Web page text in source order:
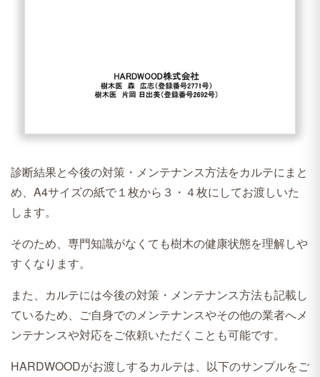
診断結果と今後の対策・メンテナンス方法をカルテにまと
め、A4サイズの紙で１枚から３・４枚にしてお渡しいた
します。
そのため、専門知識がなくても樹木の健康状態を理解しや
すくなります。
また、カルテには今後の対策・メンテナンス方法も記載し
ているため、ご自身でのメンテナンスやその他の業者へメ
ンテナンスや対応をご依頼いただくことも可能です。
HARDWOODがお渡しするカルテは、以下のサンプルをご